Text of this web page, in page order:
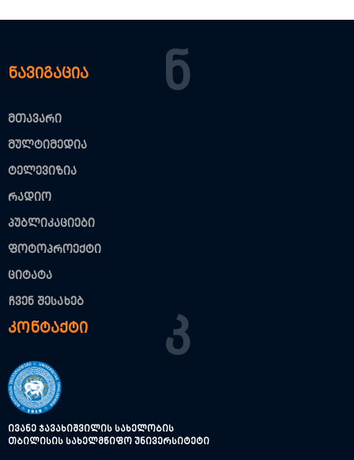
ნავიგაცია Ნ
მთავარი
მულტიმედია
ტელევიზია
რადიო
პუბლიკაციები
ფოტოპროექტი
ციტატა
ჩვენ შესახებ
კონტაქტი Კ
ივანე ჯავახიშვილის სახელობის
თბილისის სახელმწიფო უნივერსიტეტი